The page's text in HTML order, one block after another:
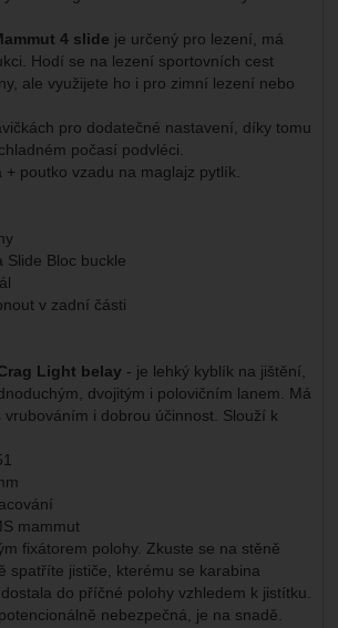
4 slide je určený pro lezení, má
Hodí se na lezení sportovních cest
ale využijete ho i pro zimní lezení nebo
pro dodatečné nastavení, díky tomu
počasí podvléci.
poutko vzadu na maglajz pytlík.
Slide Bloc buckle
v zadní části
Light belay - je lehký kyblík na jištění,
dvojitým i polovičním lanem. Má
vrubováním i dobrou účinnost. Slouží k
mammut
fixátorem polohy. Zkuste se na stěně
spatříte jističe, kterému se karabina
do příčné polohy vzhledem k jistítku.
nebezpečná, je na snadě.